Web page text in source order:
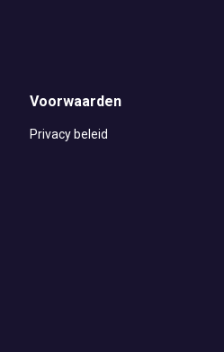
Voorwaarden
Privacy beleid